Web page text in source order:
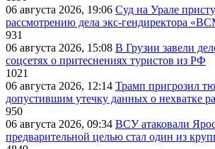
06 августа 2026, 19:06 Суд на Урале
рассмотрению дела экс-гендиректора
931
06 августа 2026, 15:08 В Грузии завели
соцсетях о притеснениях туристов из РФ
1021
06 августа 2026, 12:14 Трамп пригрозил
допустившим утечку данных о нехватке
950
06 августа 2026, 09:34 ВСУ атаковали
предварительной целью стал один из